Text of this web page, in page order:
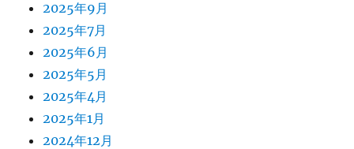
2025年9月
2025年7月
2025年6月
2025年5月
2025年4月
2025年1月
2024年12月